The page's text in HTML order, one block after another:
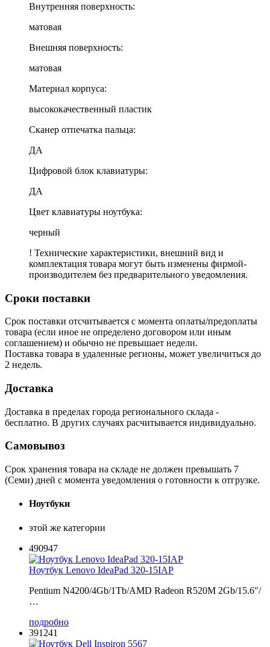
Внутренняя поверхность:
матовая
Внешняя поверхность:
матовая
Материал корпуса:
высококачественный пластик
Сканер отпечатка пальца:
ДА
Цифровой блок клавиатуры:
ДА
Цвет клавиатуры ноутбука:
черный
! Технические характеристики, внешний вид и
комплектация товара могут быть изменены фирмой-
производителем без предварительного уведомления.
Сроки поставки
Срок поставки отсчитывается с момента оплаты/предоплаты
товара (если иное не определено договором или иным
соглашением) и обычно не превышает недели.
Поставка товара в удаленные регионы, может увеличиться до
2 недель.
Доставка
Доставка в пределах города регионального склада -
бесплатно. В других случаях расчитывается индивидуально.
Самовывоз
Срок хранения товара на складе не должен превышать 7
(Семи) дней с момента уведомления о готовности к отгрузке.
Ноутбуки
этой же категории
490947
Ноутбук Lenovo IdeaPad 320-15IAP
Pentium N4200/4Gb/1Tb/AMD Radeon R520M 2Gb/15.6"/
…
подробно
391241